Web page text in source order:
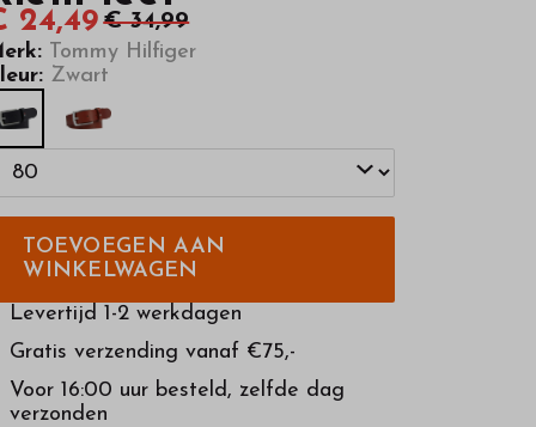
24,49 € 34,99
Tommy Hilfiger
Zwart
TOEVOEGEN AAN
WINKELWAGEN
Levertijd 1-2 werkdagen
Gratis verzending vanaf €75,-
Voor 16:00 uur besteld, zelfde dag
verzonden